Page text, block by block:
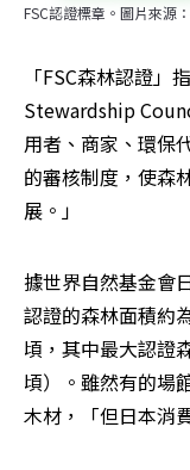
FSC認證標章。圖片來源：
「FSC森林認證
Stewardship
用者、商家、環保
的審核制度，使森
展。」
據世界自然基金會
認證的森林面積約
頃，其中最大認證
頃）。雖然有的場
木材，「但日本消